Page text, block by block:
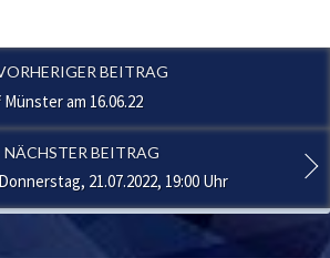
BEITRAG
am 16.06.22
NÄCHSTER BEITRAG
21.07.2022, 19:00 Uhr